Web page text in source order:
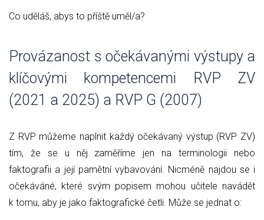
Co uděláš, abys to příště uměl/a?
Provázanost s očekávanými výstupy a
klíčovými kompetencemi RVP ZV
(2021 a 2025) a RVP G (2007)
Z RVP můžeme naplnit každý očekávaný výstup (RVP ZV)
tím, že se u něj zaměříme jen na terminologii nebo
faktografii a její pamětní vybavování. Nicméně najdou se i
očekáváné, které svým popisem mohou učitele navádět
k tomu, aby je jako faktografické četli. Může se jednat o: